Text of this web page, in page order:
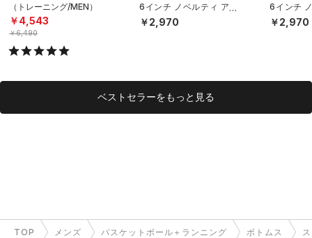
（トレーニング/MEN）
￥4,543
￥6,490
6インチ ノベルティ アン
ダーウェア（トレーニン
グ/MEN）
￥2,970
6インチ
ダーウェ
グ/MEN）
￥2,970
ベストセラーをもっと見る
TOP メンズ バスケットボール＋ランニング ボトムス